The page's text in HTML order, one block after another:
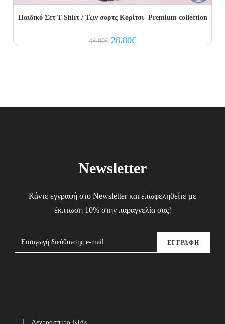
Παιδικό Σετ T-Shirt / Τζιν σορτς Κορίτσι- Premium collection
48.00€ Original
price
28.80€Current
price
Newsletter
Κάντε εγγραφή στο Newsletter και επωφεληθείτε με
έκπτωση 10% στην παραγγελία σας!
ΕΓΓΡΑΦΗ
Δεντρόσπιτο Kids